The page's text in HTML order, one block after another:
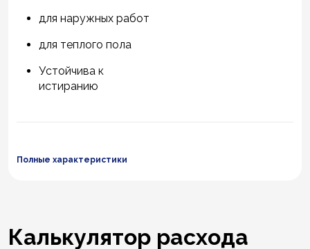
для наружных работ
для теплого пола
Устойчива к
истиранию
Полные характеристики
Калькулятор расхода